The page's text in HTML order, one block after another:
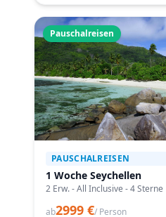
Pauschalreisen
PAUSCHALREISEN
1 Woche Seychellen
2 Erw. - All Inclusive - 4 Sterne
ab2999 €/ Person